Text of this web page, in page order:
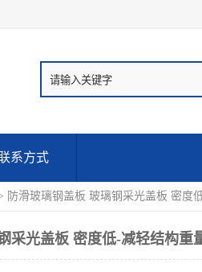
系方式
防滑玻璃钢盖板 玻璃钢采光盖板 密度
采光盖板 密度低-减轻结构重